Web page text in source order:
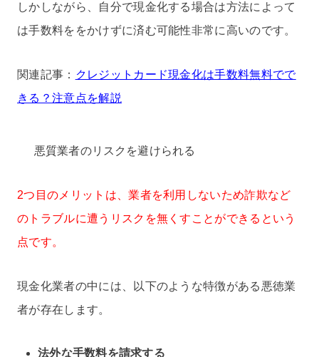
しかしながら、自分で現金化する場合は方法によって
は手数料ををかけずに済む可能性非常に高いのです。
関連記事： クレジットカード現金化は手数料無料でで
きる？注意点を解説
悪質業者のリスクを避けられる
2つ目のメリットは、業者を利用しないため詐欺など
のトラブルに遭うリスクを無くすことができるという
点です。
現金化業者の中には、以下のような特徴がある悪徳業
者が存在します。
法外な手数料を請求する